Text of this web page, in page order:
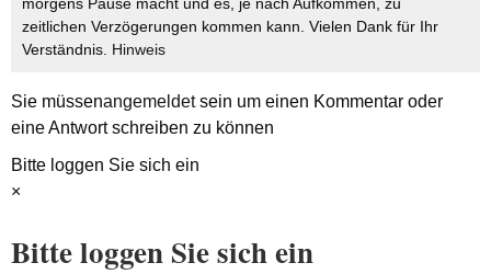
zeitlichen Verzögerungen kommen kann. Vielen Dank für Ihr
Verständnis. Hinweis
Sie müssenangemeldetsein um einen Kommentar oder
eine Antwort schreiben zu können
Bitte loggen Sie sich ein
×
Bitte loggen Sie sich ein